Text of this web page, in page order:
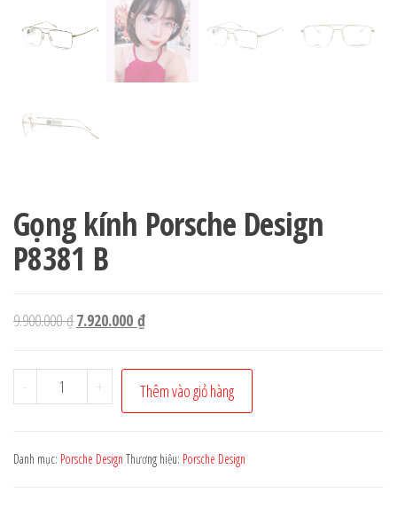
Gọng kính Porsche Design
P8381 B
9.900.000₫Giá
là:
9.900.000 ₫.
7.920.000 ₫Giá
tại
là:
7.920.000 ₫.
-
Gọng
kính
Design
+ Thêm vào giỏ hàng
Danh mục: Porsche Design Thương hiệu: Porsche Design